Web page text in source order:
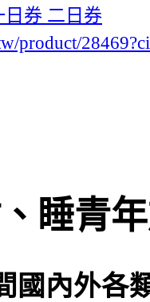
日券 二日券
product/
睡青
國內外各